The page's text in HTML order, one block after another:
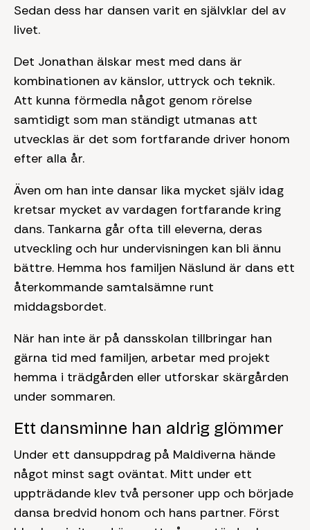
Sedan dess har dansen varit en självklar del av
livet.
Det Jonathan älskar mest med dans är
kombinationen av känslor, uttryck och teknik.
Att kunna förmedla något genom rörelse
samtidigt som man ständigt utmanas att
utvecklas är det som fortfarande driver honom
efter alla år.
Även om han inte dansar lika mycket själv idag
kretsar mycket av vardagen fortfarande kring
dans. Tankarna går ofta till eleverna, deras
utveckling och hur undervisningen kan bli ännu
bättre. Hemma hos familjen Näslund är dans ett
återkommande samtalsämne runt
middagsbordet.
När han inte är på dansskolan tillbringar han
gärna tid med familjen, arbetar med projekt
hemma i trädgården eller utforskar skärgården
under sommaren.
Ett dansminne han aldrig glömmer
Under ett dansuppdrag på Maldiverna hände
något minst sagt oväntat. Mitt under ett
uppträdande klev två personer upp och började
dansa bredvid honom och hans partner. Först